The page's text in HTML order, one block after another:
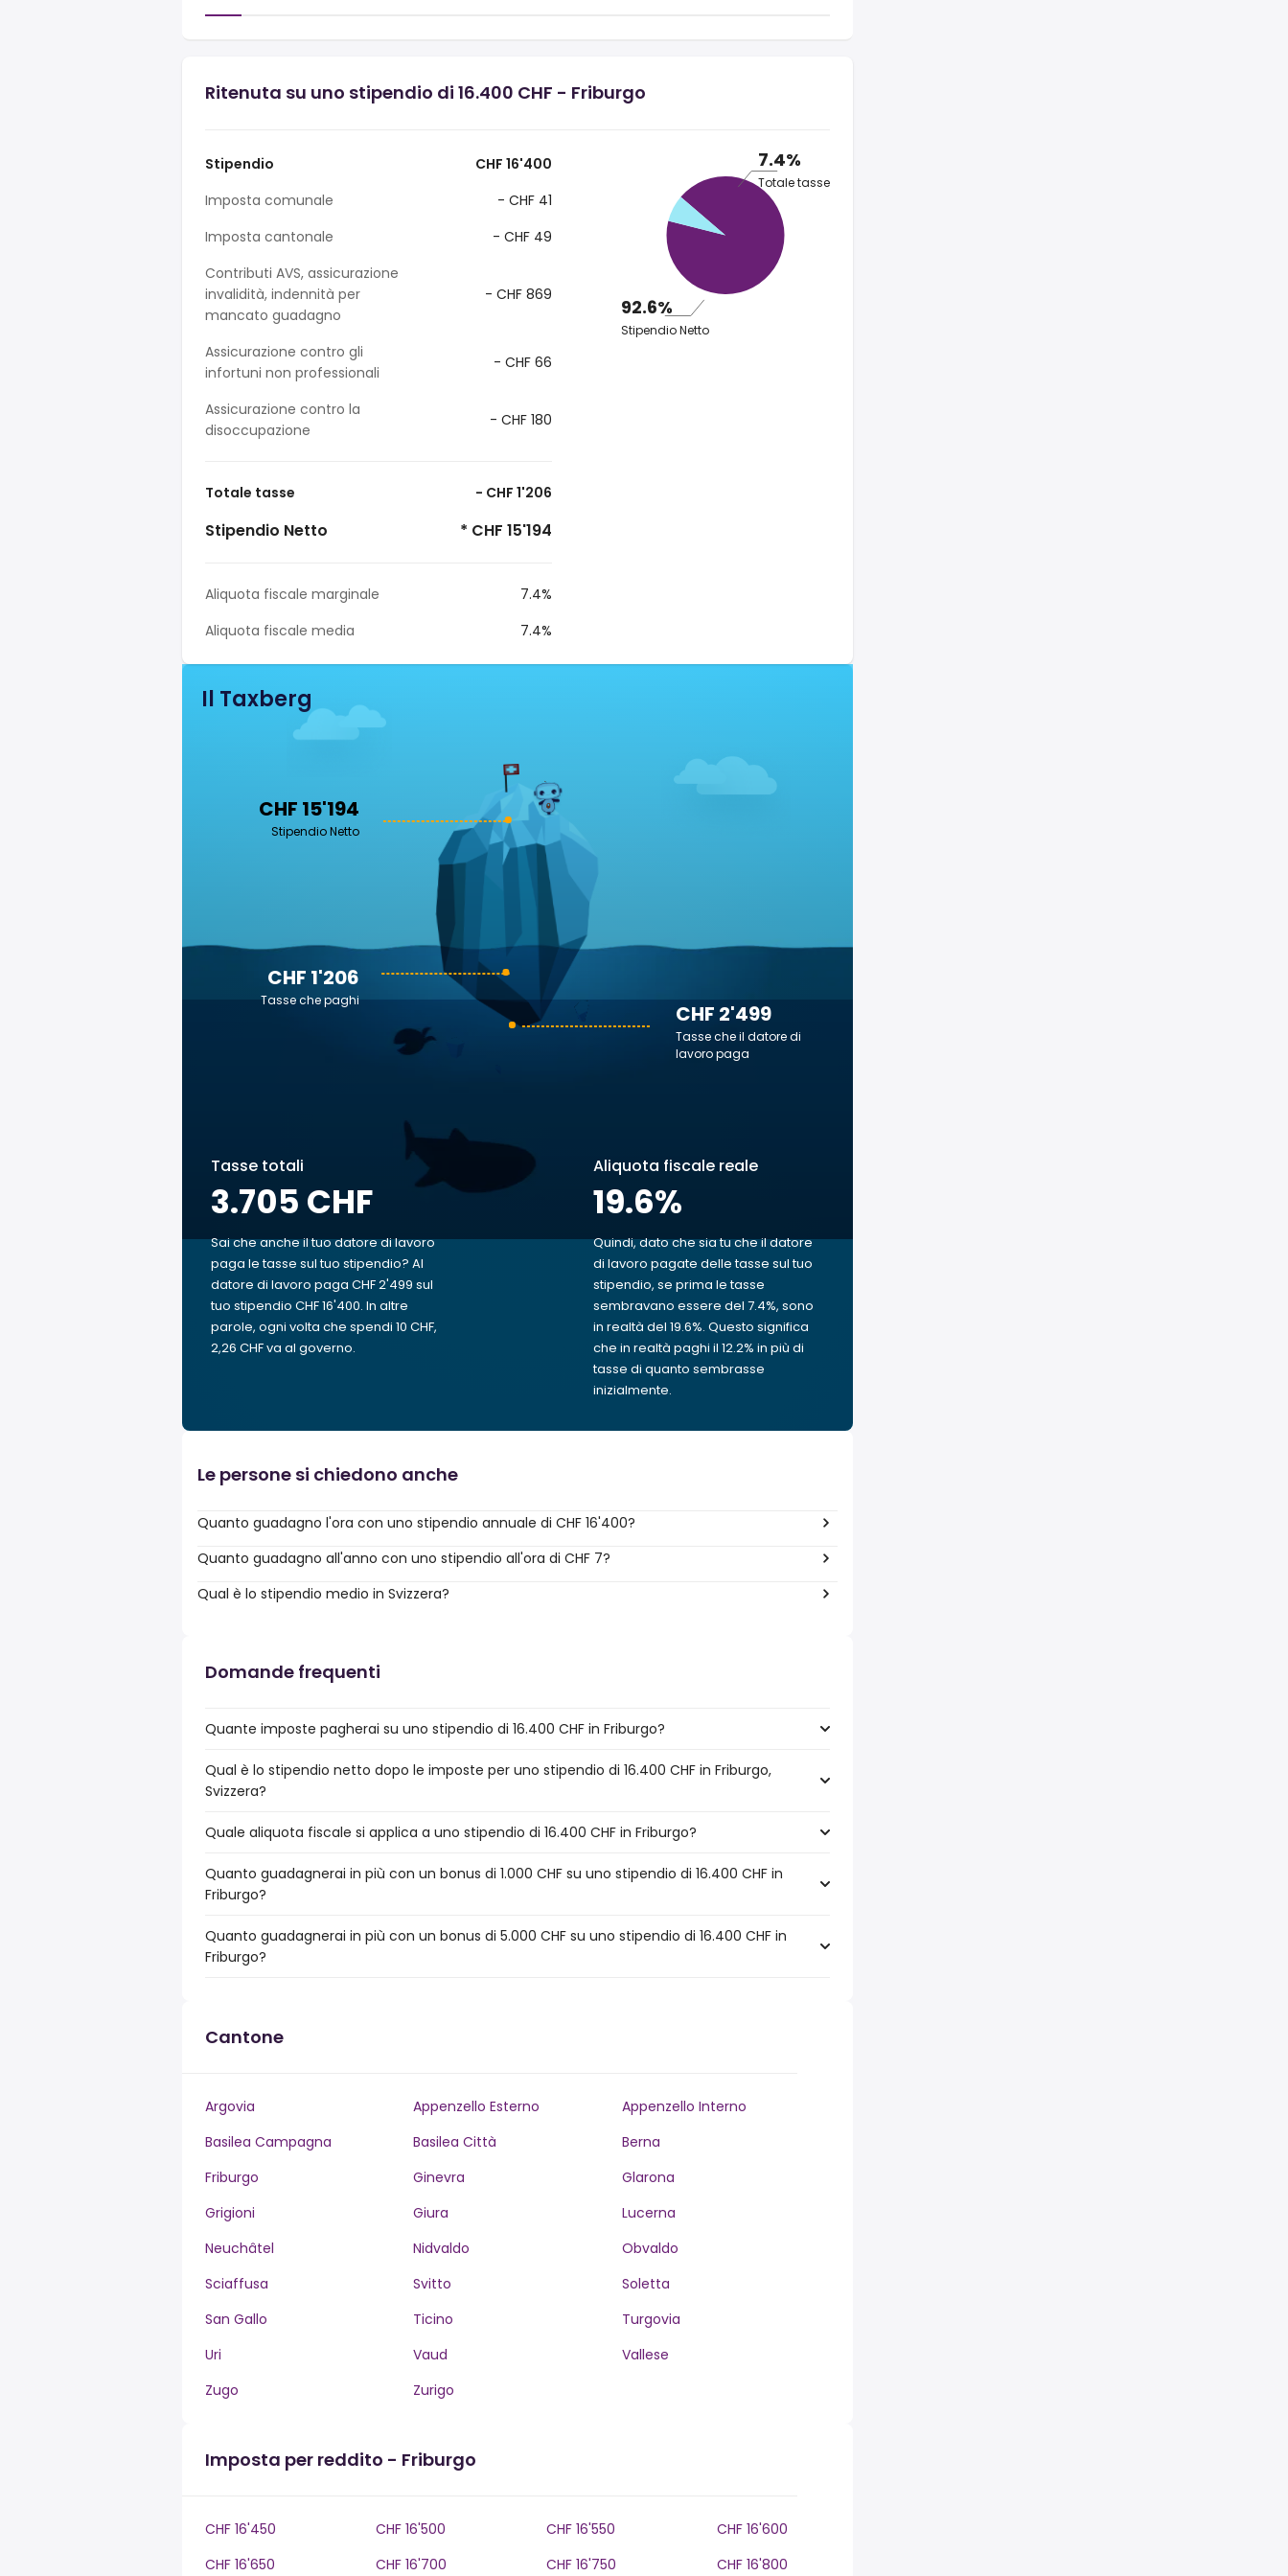
Ritenuta su uno stipendio di 16.400 CHF - Friburgo
Stipendio
CHF 16'400
Imposta comunale
- CHF 41
Imposta cantonale
- CHF 49
Contributi AVS, assicurazione
invalidità, indennità per
mancato guadagno
- CHF 869
Assicurazione contro gli
infortuni non professionali
- CHF 66
Assicurazione contro la
disoccupazione
- CHF 180
Totale tasse - CHF 1'206
Stipendio Netto * CHF 15'194
Aliquota fiscale marginale
7.4%
Aliquota fiscale media
7.4%
7.4%
Totale tasse
92.6%
Stipendio Netto
Il Taxberg
CHF 15'194
Stipendio Netto
CHF 2'499
Tasse che il datore di
lavoro paga
CHF 1'206
Tasse che paghi
Tasse totali
3.705 CHF
Sai che anche il tuo datore di lavoro
paga le tasse sul tuo stipendio? Al
datore di lavoro paga CHF 2'499 sul
tuo stipendio CHF 16'400. In altre
parole, ogni volta che spendi 10 CHF,
2,26 CHF va al governo.
Aliquota fiscale reale
19.6%
Quindi, dato che sia tu che il datore
di lavoro pagate delle tasse sul tuo
stipendio, se prima le tasse
sembravano essere del 7.4%, sono
in realtà del 19.6%. Questo significa
che in realtà paghi il 12.2% in più di
tasse di quanto sembrasse
inizialmente.
Le persone si chiedono anche
Quanto guadagno l'ora con uno stipendio annuale di CHF 16'400?
Quanto guadagno all'anno con uno stipendio all'ora di CHF 7?
Qual è lo stipendio medio in Svizzera?
Domande frequenti
Quante imposte pagherai su uno stipendio di 16.400 CHF in Friburgo?
Qual è lo stipendio netto dopo le imposte per uno stipendio di 16.400 CHF in Friburgo,
Svizzera?
Quale aliquota fiscale si applica a uno stipendio di 16.400 CHF in Friburgo?
Quanto guadagnerai in più con un bonus di 1.000 CHF su uno stipendio di 16.400 CHF in
Friburgo?
Quanto guadagnerai in più con un bonus di 5.000 CHF su uno stipendio di 16.400 CHF in
Friburgo?
Cantone
Argovia Appenzello Esterno
Appenzello Interno
Basilea Campagna
Basilea Città
Berna
Friburgo
Ginevra
Glarona
Grigioni
Giura
Lucerna
Neuchâtel
Nidvaldo
Obvaldo
Sciaffusa
Svitto
Soletta
San Gallo
Ticino
Turgovia
Uri
Vaud
Vallese
Zugo
Zurigo
Imposta per reddito - Friburgo
CHF 16'450 CHF 16'500 CHF 16'550
CHF 16'600
CHF 16'650
CHF 16'700 CHF 16'750 CHF 16'800